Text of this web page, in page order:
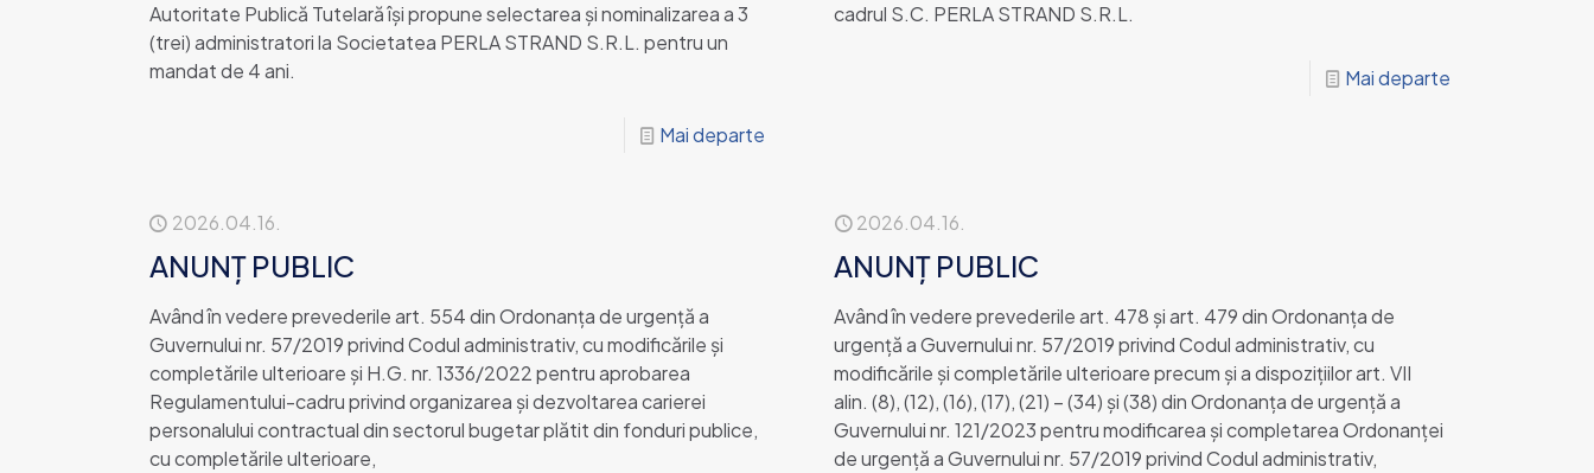
Autoritate Publică Tutelară îşi propune selectarea și nominalizarea a 3
(trei) administratori la Societatea PERLA STRAND S.R.L. pentru un
mandat de 4 ani.
Mai departe
cadrul S.C. PERLA STRAND S.R.L.
Mai departe
2026.04.16.
ANUNȚ PUBLIC
Având în vedere prevederile art. 554 din Ordonanța de urgență a
Guvernului nr. 57/2019 privind Codul administrativ, cu modificările și
completările ulterioare și H.G. nr. 1336/2022 pentru aprobarea
Regulamentului-cadru privind organizarea şi dezvoltarea carierei
personalului contractual din sectorul bugetar plătit din fonduri publice,
cu completările ulterioare,
2026.04.16.
ANUNȚ PUBLIC
Având în vedere prevederile art. 478 și art. 479 din Ordonanța de
urgență a Guvernului nr. 57/2019 privind Codul administrativ, cu
modificările și completările ulterioare precum și a dispozițiilor art. VII
alin. (8), (12), (16), (17), (21) – (34) și (38) din Ordonanța de urgență a
Guvernului nr. 121/2023 pentru modificarea şi completarea Ordonanţei
de urgenţă a Guvernului nr. 57/2019 privind Codul administrativ,